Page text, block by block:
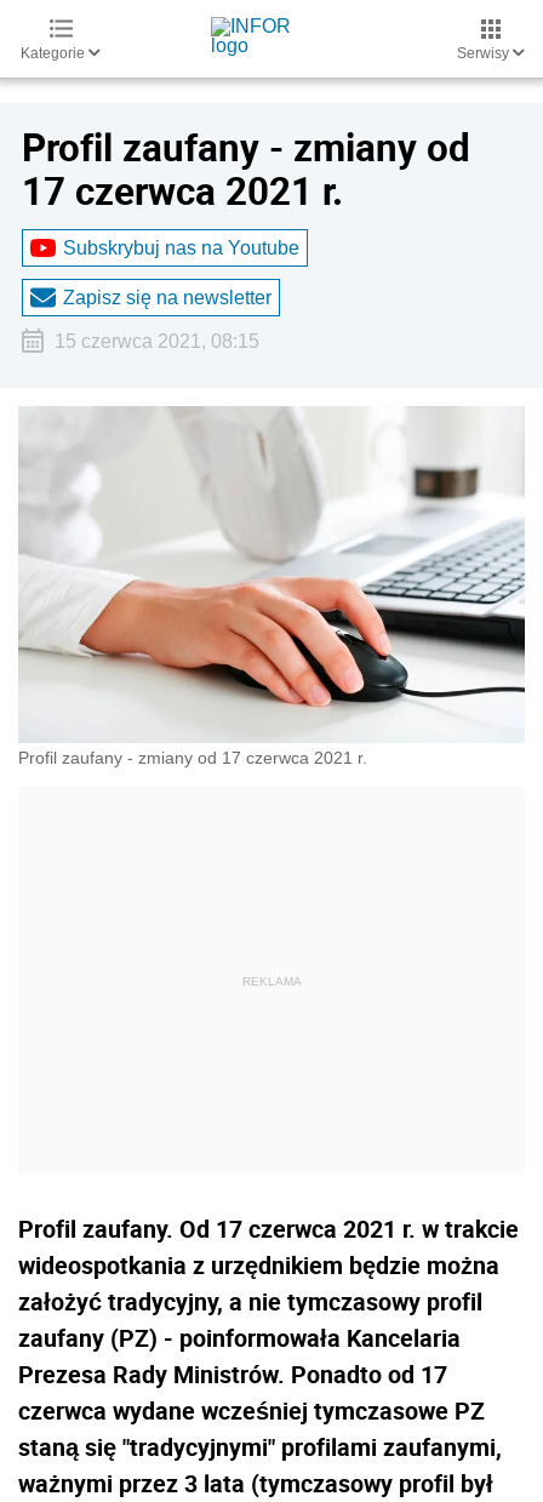
Kategorie Serwisy
Profil zaufany - zmiany od
17 czerwca 2021 r.
Subskrybuj nas na Youtube
Zapisz się na newsletter
15 czerwca 2021, 08:15
Profil zaufany - zmiany od 17 czerwca 2021 r.
Profil zaufany. Od 17 czerwca 2021 r. w trakcie
wideospotkania z urzędnikiem będzie można
założyć tradycyjny, a nie tymczasowy profil
zaufany (PZ) - poinformowała Kancelaria
Prezesa Rady Ministrów. Ponadto od 17
czerwca wydane wcześniej tymczasowe PZ
staną się "tradycyjnymi" profilami zaufanymi,
ważnymi przez 3 lata (tymczasowy profil był